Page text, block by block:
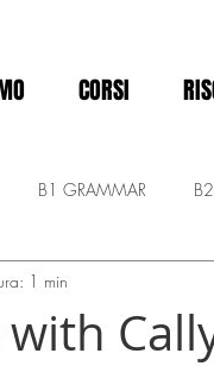
CORSI
B1 GRAMMAR
C2 1 min